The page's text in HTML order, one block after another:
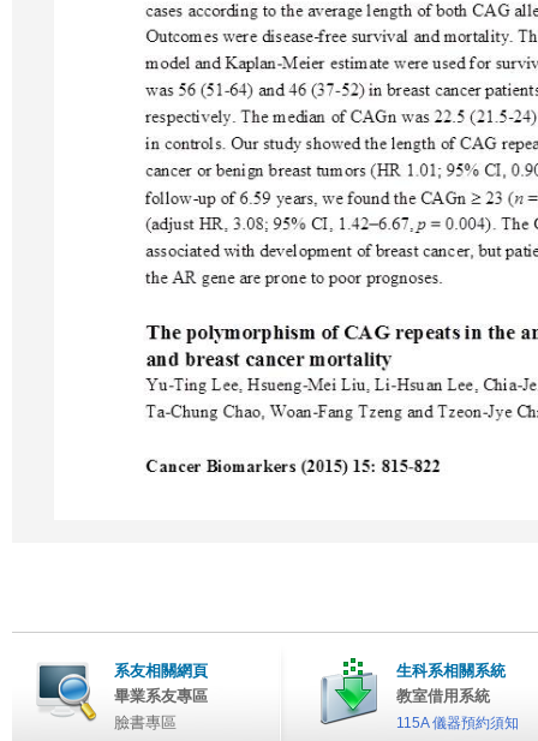
系友相關網頁
畢業系友專區
臉書專區
生科系相關系統
教室借用系統
115A 儀器預約須知